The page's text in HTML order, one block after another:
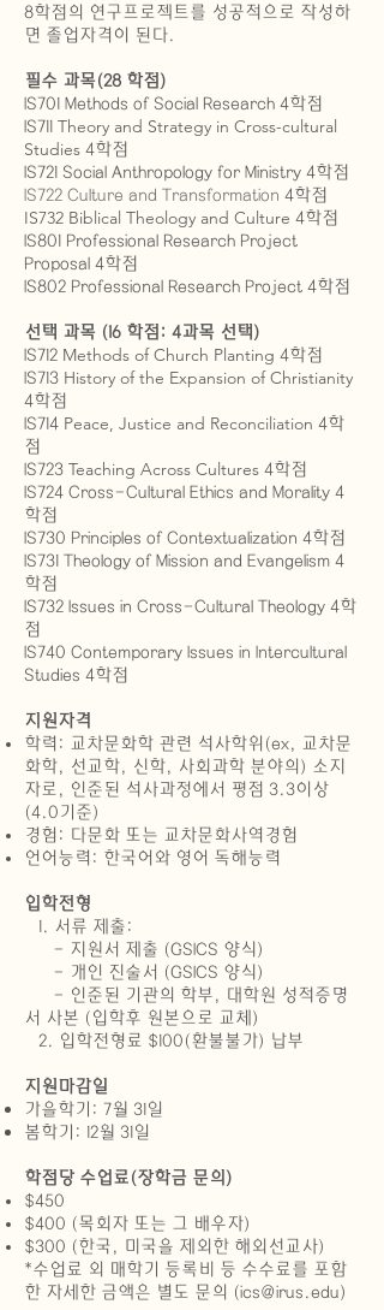
8학점의 연구프로젝트를 성공적으로 작성하
면 졸업자격이 된다.
필수 과목(28 학점)
IS701 Methods of Social Research 4학점
IS711 Theory and Strategy in Cross-cultural
Studies 4학점
IS721 Social Anthropology for Ministry 4학점
IS722 Culture and Transformation 4학점
IS732 Biblical Theology and Culture 4학점
IS801 Professional Research Project
Proposal 4학점
IS802 Professional Research Project 4학점
선택 과목 (16 학점: 4과목 선택)
IS712 Methods of Church Planting 4학점
IS713 History of the Expansion of Christianity
4학점
IS714 Peace, Justice and Reconciliation 4학
점
IS723 Teaching Across Cultures 4학점
IS724 Cross-Cultural Ethics and Morality 4
학점
IS730 Principles of Contextualization 4학점
IS731 Theology of Mission and Evangelism 4
학점
IS732 Issues in Cross-Cultural Theology 4학
점
IS740 Contemporary Issues in Intercultural
Studies 4학점
지원자격
학력: 교차문화학 관련 석사학위(ex, 교차문
화학, 선교학, 신학, 사회과학 분야의) 소지
자로, 인준된 석사과정에서 평점 3.3이상
(4.0기준)
경험: 다문화 또는 교차문화사역경험
언어능력: 한국어와 영어 독해능력
입학전형
1. 서류 제출:
- 지원서 제출 (GSICS 양식)
- 개인 진술서 (GSICS 양식)
- 인준된 기관의 학부, 대학원 성적증명
서 사본 (입학후 원본으로 교체)
2. 입학전형료 $100(환불불가) 납부
지원마감일
가을학기: 7월 31일
봄학기: 12월 31일
학점당 수업료(장학금 문의)
$450
$400 (목회자 또는 그 배우자)
$300 (한국, 미국을 제외한 해외선교사)
*수업료 외 매학기 등록비 등 수수료를 포함
한 자세한 금액은 별도 문의 (ics@irus.edu)